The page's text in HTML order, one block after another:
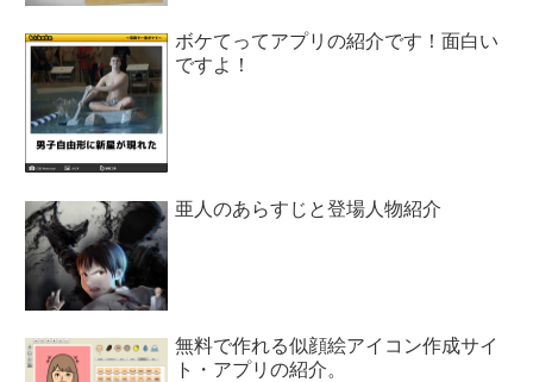
ボケてってアプリの紹介です！面白い
ですよ！
亜人のあらすじと登場人物紹介
無料で作れる似顔絵アイコン作成サイ
ト・アプリの紹介。